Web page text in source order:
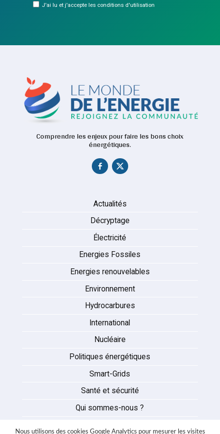
J'ai lu et j'accepte les conditions d'utilisation
Comprendre les enjeux pour faire les bons choix
énergétiques.
Actualités
Décryptage
Électricité
Energies Fossiles
Energies renouvelables
Environnement
Hydrocarbures
International
Nucléaire
Politiques énergétiques
Smart-Grids
Santé et sécurité
Qui sommes-nous ?
Nous utilisons des cookies Google Analytics pour mesurer les visites